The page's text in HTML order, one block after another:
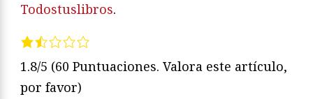
Todostuslibros.
1.8/5 (60 Puntuaciones. Valora este artículo,
por favor)